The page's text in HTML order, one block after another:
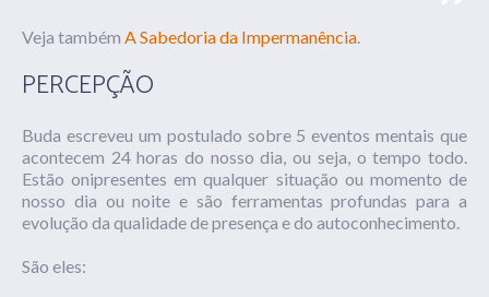
Veja também A Sabedoria da Impermanência
PERCEPÇÃO
Buda escreveu um postulado sobre 5 eventos mentais que
acontecem 24 horas do nosso dia, ou seja, o tempo todo.
Estão onipresentes em qualquer situação ou momento de
nosso dia ou noite e são ferramentas profundas para a
evolução da qualidade de presença e do autoconhecimento.
São eles: